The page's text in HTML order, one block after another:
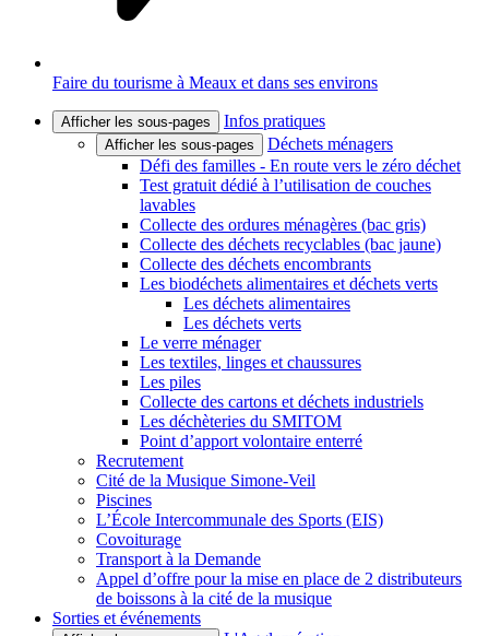
Faire du tourisme à Meaux et dans ses environs
Afficher les sous-pages Infos pratiques
Afficher les sous-pages
Déchets ménagers
Défi des familles - En route vers le zéro déchet
Test gratuit dédié à l’utilisation de couches
lavables
Collecte des ordures ménagères (bac gris)
Collecte des déchets recyclables (bac jaune)
Collecte des déchets encombrants
Les biodéchets alimentaires et déchets verts
Les déchets alimentaires
Les déchets verts
Le verre ménager
Les textiles, linges et chaussures
Les piles
Collecte des cartons et déchets industriels
Les déchèteries du SMITOM
Point d’apport volontaire enterré
Recrutement
Cité de la Musique Simone-Veil
Piscines
L’École Intercommunale des Sports (EIS)
Covoiturage
Transport à la Demande
Appel d’offre pour la mise en place de 2 distributeurs
de boissons à la cité de la musique
Sorties et événements